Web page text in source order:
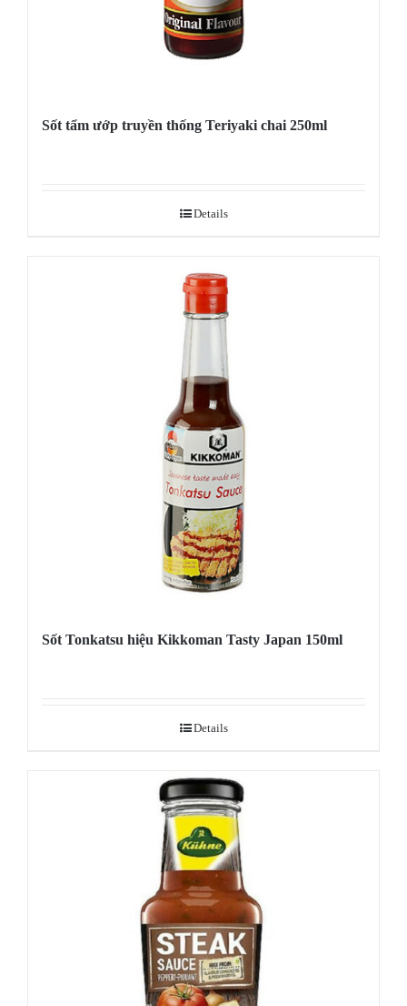
Sốt tẩm ướp truyền thống Teriyaki chai 250ml
Details
Sốt Tonkatsu hiệu Kikkoman Tasty Japan 150ml
Details